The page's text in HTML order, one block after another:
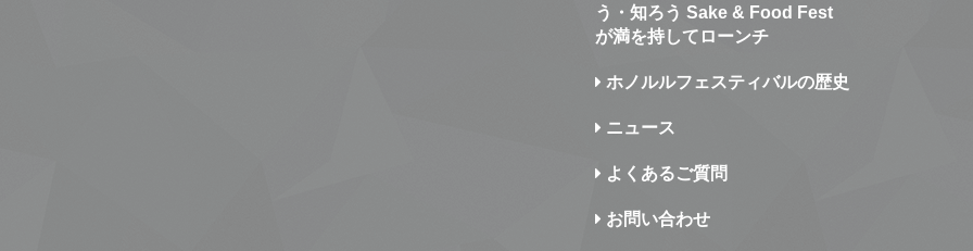
う・知ろう Sake & Food Fest
が満を持してローンチ
ホノルルフェスティバルの歴史
ニュース
よくあるご質問
お問い合わせ